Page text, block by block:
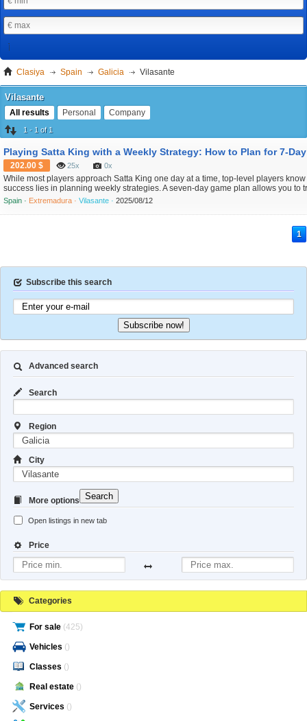
Clasiya Spain Galicia Vilasante
Vilasante
All results Personal Company
1 - 1 of 1
202.00 $ 25x 0x
While most players approach Satta King one day at a time, top-level players
success lies in planning weekly strategies. A seven-day game plan allows you to
patterns more clearly, apply logic consistently, and avoid impulsive mistakes. This
will show you how to set up a weekly Satta King routine that improves your
Spain · Extremadura · Vilasante · 2025/08/12
1
Subscribe this search
Subscribe now!
Advanced search
Search
Region
City
More options
Open listings in new tab
Price
Search
Categories
For sale (425)
Vehicles ()
Classes ()
Real estate ()
Services ()